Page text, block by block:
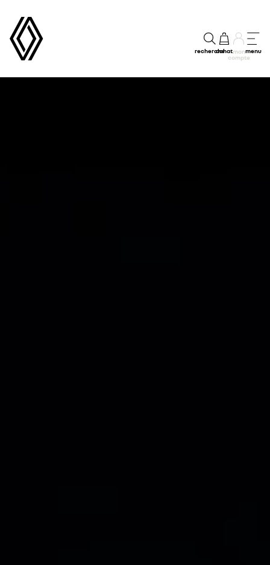
rechercheachatmon
compte
menu